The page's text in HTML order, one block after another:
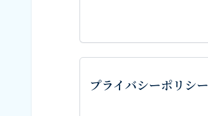
プライバシーポリシー